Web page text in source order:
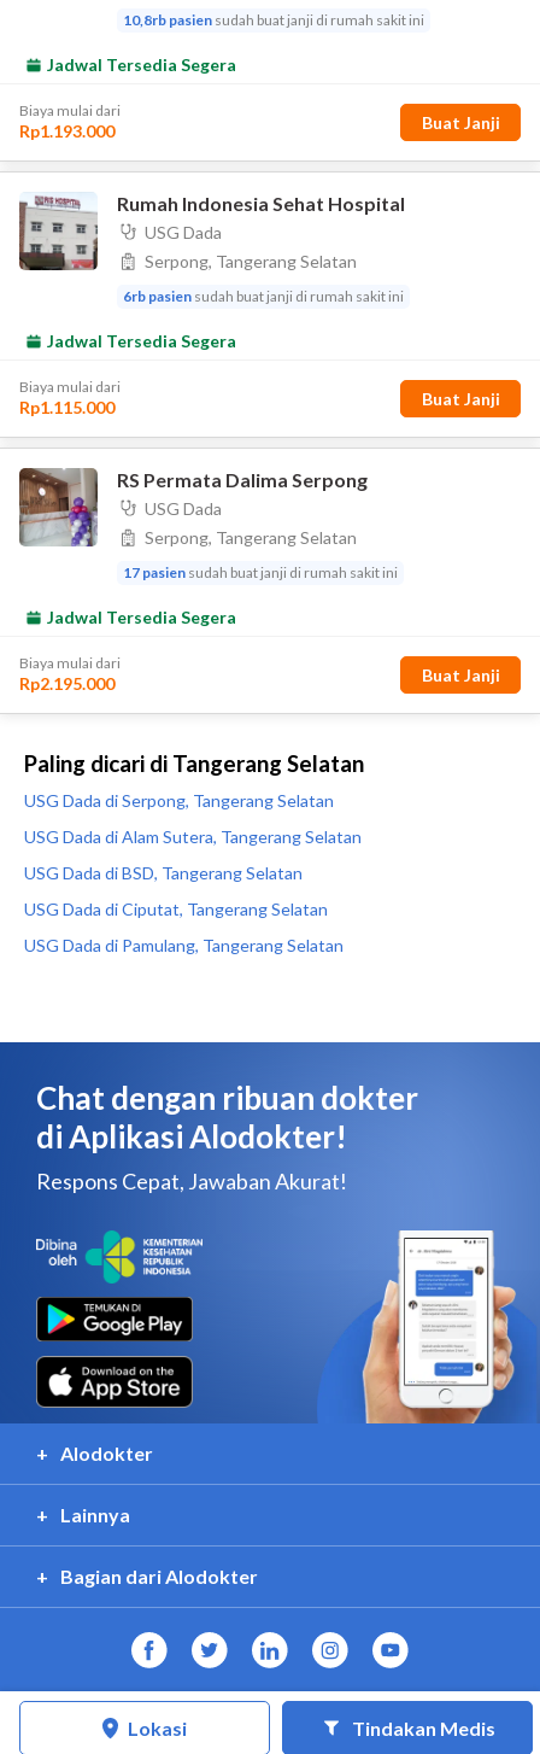
Paling dicari di Tangerang Selatan
USG Dada di Serpong, Tangerang Selatan
USG Dada di Alam Sutera, Tangerang Selatan
USG Dada di BSD, Tangerang Selatan
USG Dada di Ciputat, Tangerang Selatan
USG Dada di Pamulang, Tangerang Selatan